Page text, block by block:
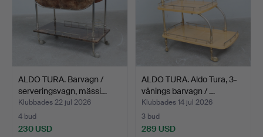
ALDO TURA. Barvagn /
serveringsvagn, mässi…
Klubbades 22 jul 2026
4 bud
230 USD
ALDO TURA. Aldo Tura, 3-
vånings barvagn / …
Klubbades 14 jul 2026
3 bud
289 USD